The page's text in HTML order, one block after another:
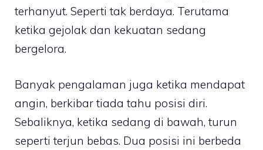
terhanyut. Seperti tak berdaya. Terutama
ketika gejolak dan kekuatan sedang
bergelora.
Banyak pengalaman juga ketika mendapat
angin, berkibar tiada tahu posisi diri.
Sebaliknya, ketika sedang di bawah, turun
seperti terjun bebas. Dua posisi ini berbeda